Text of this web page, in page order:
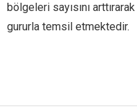
bölgeleri sayısını
gururla temsil etmektedir.